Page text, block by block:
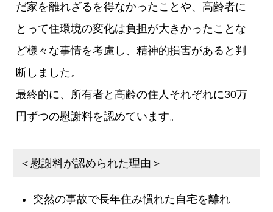
だ家を離れざるを得なかったことや、高齢者に
とって住環境の変化は負担が大きかったことな
ど様々な事情を考慮し、精神的損害があると判
断しました。
最終的に、所有者と高齢の住人それぞれに30万
円ずつの慰謝料を認めています。
＜慰謝料が認められた理由＞
突然の事故で長年住み慣れた自宅を離れ